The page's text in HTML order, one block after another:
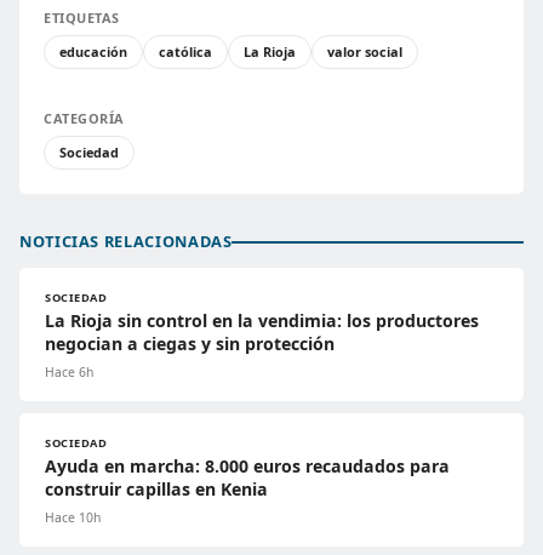
ETIQUETAS
educación
católica La Rioja valor social
CATEGORÍA
Sociedad
NOTICIAS RELACIONADAS
SOCIEDAD
La Rioja sin control en la vendimia: los productores
negocian a ciegas y sin protección
Hace 6h
SOCIEDAD
Ayuda en marcha: 8.000 euros recaudados para
construir capillas en Kenia
Hace 10h